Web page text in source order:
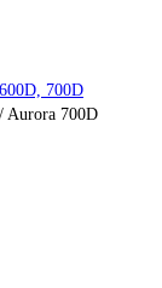
700D
Aurora 700D